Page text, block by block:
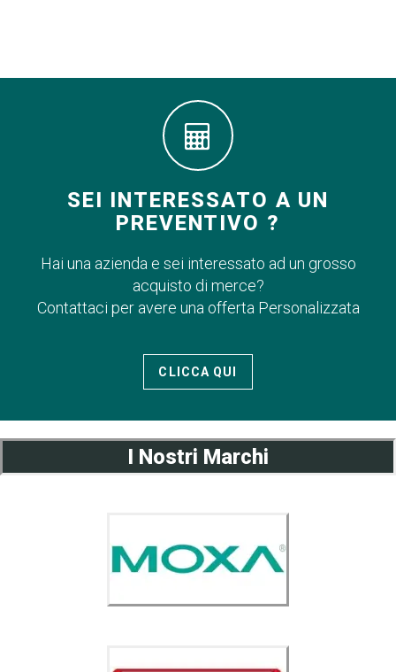
SEI INTERESSATO A UN
PREVENTIVO ?
Hai una azienda e sei interessato ad un grosso
acquisto di merce?
Contattaci per avere una offerta Personalizzata
CLICCA QUI
I Nostri Marchi